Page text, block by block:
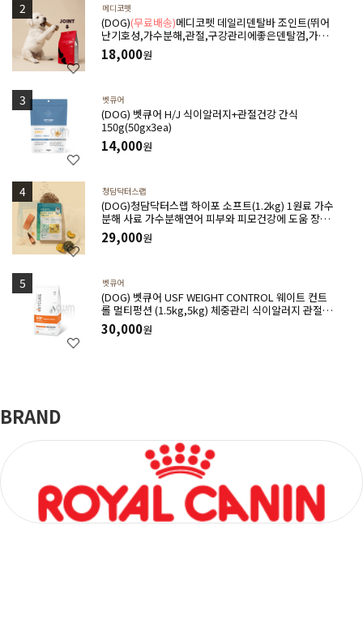
메디코펫
(DOG)(무료배송)메디코펫 데일리덴탈바 조인트(뛰어
난기호성,가수분해,관절,구강관리에좋은덴탈껌,가수
18,000원
벳큐어
(DOG) 벳큐어 H/J 식이알러지+관절건강 간식
150g(50gx3ea)
14,000원
청담닥터스랩
(DOG)청담닥터스랩 하이포 소프트(1.2kg) 1원료 가수
분해 사료 가수분해연어 피부와 피모건강에 도움 장건
강 긴장완화 부드러운식감
29,000원
벳큐어
(DOG) 벳큐어 USF WEIGHT CONTROL 웨이트 컨트
롤 멀티펑션 (1.5kg,5kg) 체중관리 식이알러지 관절건
강 아토피완화 위장관질환에 도움
30,000원
BRAND